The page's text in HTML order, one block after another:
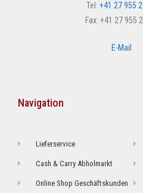
Tel: +41 27 955
Fax: +41 27 955
E-Mail
Navigation
Lieferservice
Cash & Carry Abholmarkt
Online Shop Geschäftskunden